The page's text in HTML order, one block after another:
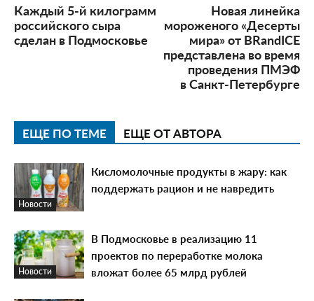
Каждый 5-й килограмм
российского сыра
сделан в Подмосковье
Новая линейка
мороженого «Десерты
мира» от BRandICE
представлена во время
проведения ПМЭФ
в Санкт-Петербурге
ЕЩЕ ПО ТЕМЕ ЕЩЕ ОТ АВТОРА
Новости
Кисломолочные продукты в жару: как
поддержать рацион и не навредить
Новости
В Подмосковье в реализацию 11
проектов по переработке молока
вложат более 65 млрд рублей